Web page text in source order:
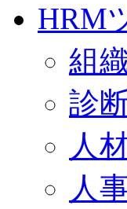
HRM
組
診
人
人